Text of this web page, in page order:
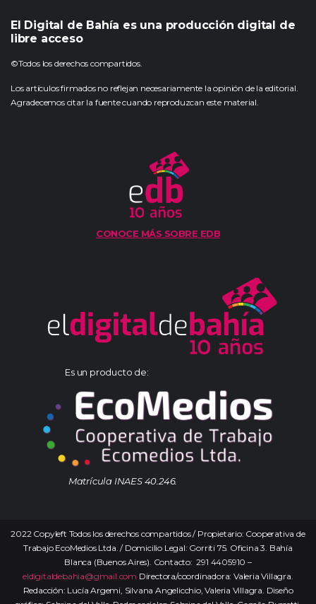
El Digital de Bahía es una producción digital de
libre acceso
©Todos los derechos compartidos.
Los artículos firmados no reflejan necesariamente la opinión de la editorial.
Agradecemos citar la fuente cuando reproduzcan este material.
CONOCE MÁS SOBRE EDB
Es un producto de:
Matrícula INAES 40.246.
2022 Copyleft Todos los derechos compartidos / Propietario: Cooperativa de
Trabajo EcoMedios Ltda. / Domicilio Legal: Gorriti 75. Oficina 3. Bahía
Blanca (Buenos Aires). Contacto: 291 4405910 –
eldigitaldebahia@gmail.com Directora/coordinadora: Valeria Villagra.
Redacción: Lucía Argemi, Silvana Angelicchio, Valeria Villagra. Diseño